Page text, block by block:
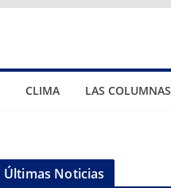
CLIMA LAS COLUMNAS
Últimas Noticias